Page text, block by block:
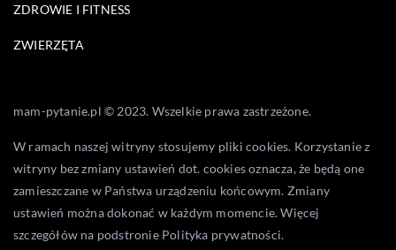
ZDROWIE I FITNESS
ZWIERZĘTA
mam-pytanie.pl © 2023. Wszelkie prawa zastrzeżone.
W ramach naszej witryny stosujemy pliki cookies. Korzystanie z
witryny bez zmiany ustawień dot. cookies oznacza, że będą one
zamieszczane w Państwa urządzeniu końcowym. Zmiany
ustawień można dokonać w każdym momencie. Więcej
szczegółów na podstronie Polityka prywatności.